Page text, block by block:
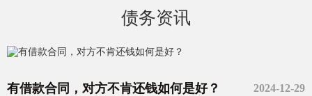
债务资讯
2024-12-29
有借款合同，对方不肯还钱如何是好？